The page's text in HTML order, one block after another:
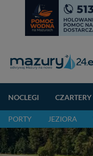
NOCLEGI CZARTERY
PORTY JEZIORA